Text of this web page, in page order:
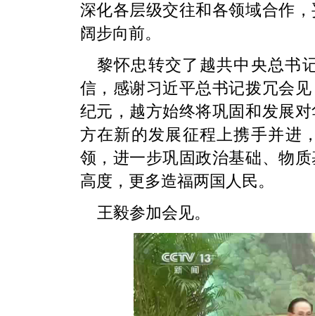
深化各层级交往和各领域合作
阔步向前。
黎怀忠转交了越共中央总书
信，感谢习近平总书记拨冗会
纪元，越方始终将巩固和发展
方在新的发展征程上携手并进
领，进一步巩固政治基础、物
高度，更多造福两国人民。
王毅参加会见。